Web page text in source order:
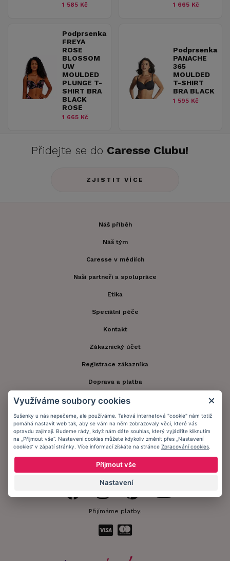
1 585 Kč 1 665 Kč
Podprsenka
FREYA
ROSE
BLOSSOM
UW
MOULDED
PLUNGE T-
SHIRT BRA
BLACK
ROSE
1 665 Kč
Podprsenka
PANACHE
365
MOULDED
T-SHIRT
BRA BLACK
1 595 Kč
Přidejte se do Caresse Clubu!
ZJISTIT VÍCE
Náš příběh
Náš tým
Caresse v médiích
Naši partneři a spolupráce
Etika
Speciální péče
Kontakt
Zákaznický účet
Registrace zákazníka
Doprava a platba
Obchodní podmínky
Ochrana osobních údajů
Informační memorandum
Zůstaňte s námi v kontaktu.
Přijímáme platby:
Využíváme soubory cookies
Sušenky u nás nepečeme, ale používáme. Taková internetová "cookie" nám totiž
pomáhá nastavit web tak, aby se vám na něm zobrazovaly věci, které vás
opravdu zajímají. Budeme rády, když nám dáte souhlas, který vyjádříte kliknutím
na „Přijmout vše“. Nastavení cookies můžete kdykoliv změnit přes „Nastavení
cookies“ v zápatí stránky. Více informací získáte na stránce Zpracování cookies
Přijmout vše
Nastavení